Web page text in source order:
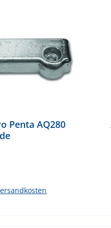
Penta AQ280
Preis: